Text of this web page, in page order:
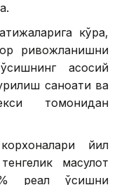
кўра,
ривожланишни
асосий
саноати ва
томонидан
йил
маҳсулот
реал ўсишни